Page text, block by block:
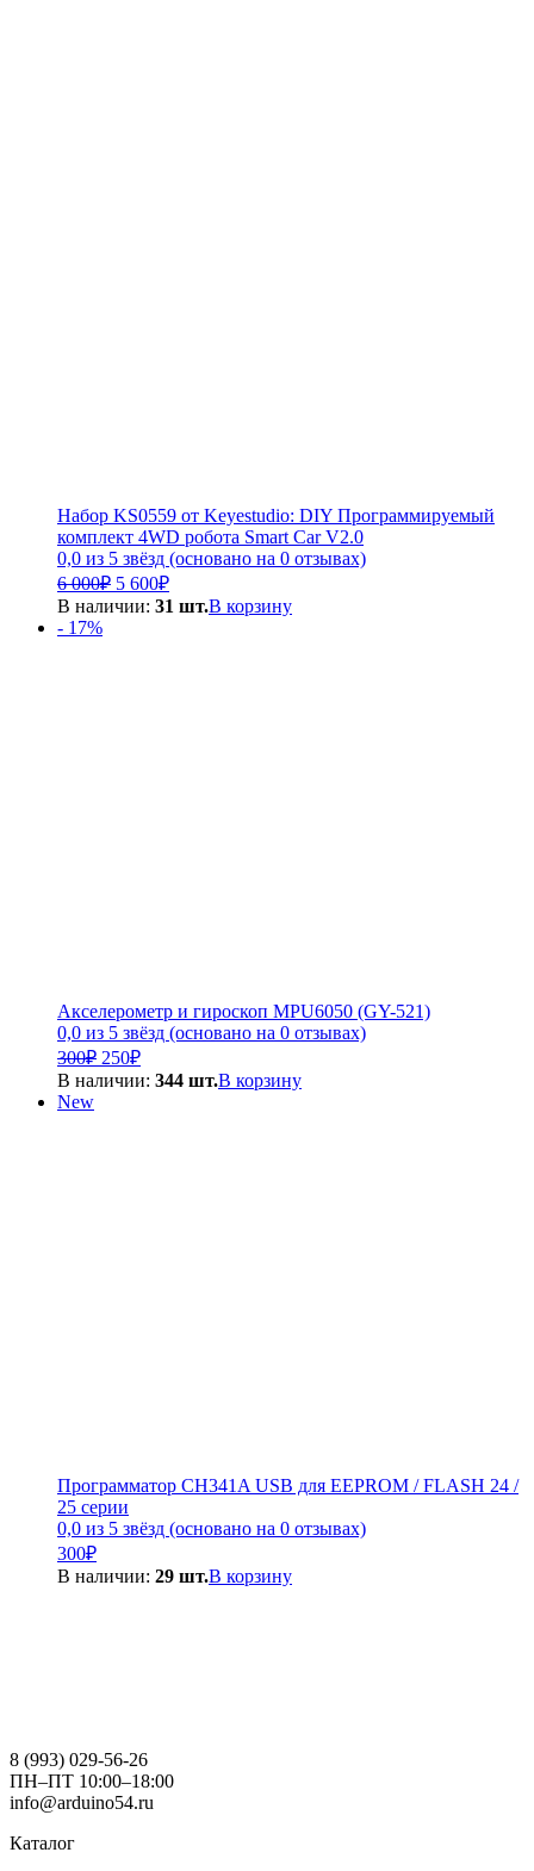
Набор KS0559 от Keyestudio: DIY Программируемый
комплект 4WD робота Smart Car V2.0
0,0 из 5 звёзд (основано на 0 отзывах)
6 000₽ Первоначальная
цена
5 600₽Текущая
цена:
В наличии: 31 шт.В корзину
- 17%
Акселерометр и гироскоп MPU6050 (GY-521)
0,0 из 5 звёзд (основано на 0 отзывах)
300₽ Первоначальная
цена
250₽Текущая
цена:
В наличии: 344 шт.В корзину
New
Программатор CH341A USB для EEPROM / FLASH 24 /
25 серии
0,0 из 5 звёзд (основано на 0 отзывах)
300₽
В наличии: 29 шт.В корзину
8 (993) 029-56-26
ПН–ПТ 10:00–18:00
info@arduino54.ru
Каталог